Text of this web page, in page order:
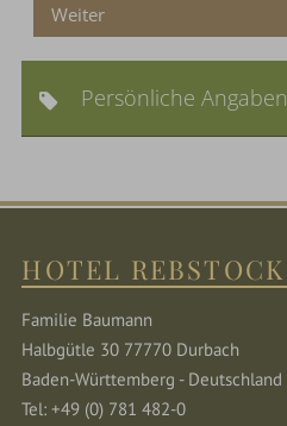
Weiter
Persönliche Angaben
HOTEL REBSTOCK
Familie Baumann
Halbgütle 30 77770 Durbach
Baden-Württemberg - Deutschland
Tel: +49 (0) 781 482-0